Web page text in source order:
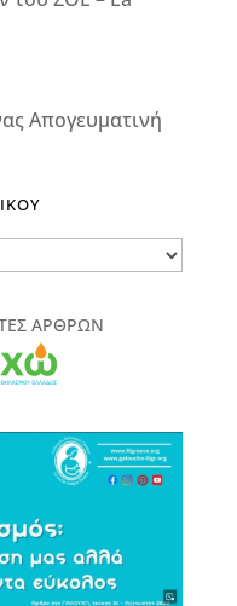
Απογευματινή
ΑΡΘΡΩΝ